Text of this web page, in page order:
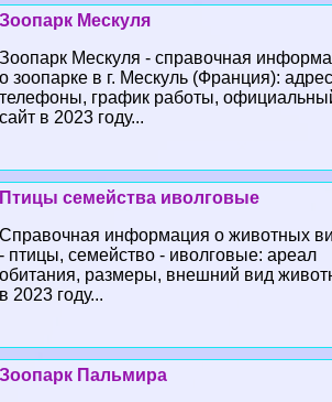
Зоопарк Мескуля
Зоопарк Мескуля - справочная
о зоопарке в г. Мескуль (Франция):
телефоны, график работы,
сайт в 2023 году...
Птицы семейства иволговые
Справочная информация о животных
- птицы, семейство - иволговые: ареал
обитания, размеры, внешний вид
в 2023 году...
Зоопарк Пальмира